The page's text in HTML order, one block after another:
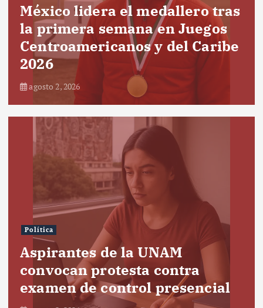
México lidera el medallero tras
la primera semana en Juegos
Centroamericanos y del Caribe
2026
agosto 2, 2026
Política
Aspirantes de la UNAM
convocan protesta contra
examen de control presencial